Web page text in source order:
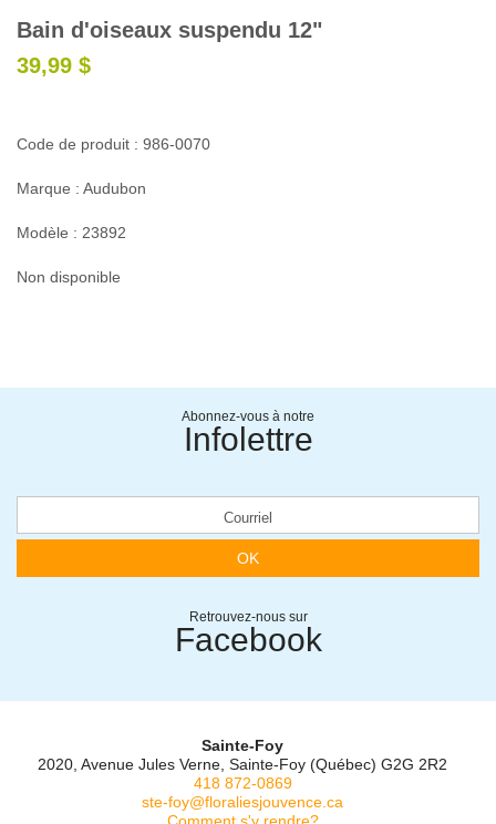
Nous joindre
Bain d'oiseaux suspendu 12"
39,99 $
Code de produit : 986-0070
Marque : Audubon
Modèle : 23892
Non disponible
Abonnez-vous à notre
Infolettre
OK
Retrouvez-nous sur
Facebook
Sainte-Foy
2020, Avenue Jules Verne, Sainte-Foy (Québec) G2G 2R2
418 872-0869
ste-foy@floraliesjouvence.ca